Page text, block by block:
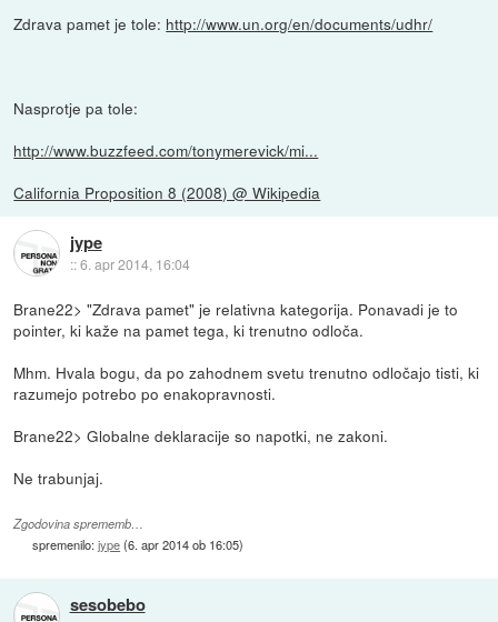
Zdrava pamet je tole: http://www.un.org/en/documents/udhr/
Nasprotje pa tole:
http://www.buzzfeed.com/tonymerevick/mi...
California Proposition 8 (2008) @ Wikipedia
jype
::6. apr 2014, 16:04
Brane22> "Zdrava pamet" je relativna kategorija. Ponavadi je to
pointer, ki kaže na pamet tega, ki trenutno odloča.
Mhm. Hvala bogu, da po zahodnem svetu trenutno odločajo tisti, ki
razumejo potrebo po enakopravnosti.
Brane22> Globalne deklaracije so napotki, ne zakoni.
Ne trabunjaj.
Zgodovina sprememb…
spremenilo:jype(6. apr 2014 ob 16:05)
sesobebo